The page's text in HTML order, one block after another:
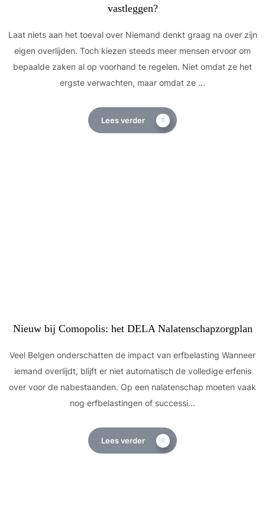
vastleggen?
Laat niets aan het toeval over Niemand denkt graag na over zijn
eigen overlijden. Toch kiezen steeds meer mensen ervoor om
bepaalde zaken al op voorhand te regelen. Niet omdat ze het
ergste verwachten, maar omdat ze ...
Lees verder
Nieuw bij Comopolis: het DELA Nalatenschapzorgplan
Veel Belgen onderschatten de impact van erfbelasting Wanneer
iemand overlijdt, blijft er niet automatisch de volledige erfenis
over voor de nabestaanden. Op een nalatenschap moeten vaak
nog erfbelastingen of successi...
Lees verder